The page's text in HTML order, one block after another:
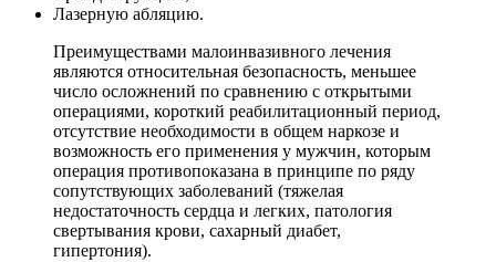
Лазерную абляцию.
Преимуществами малоинвазивного лечения
являются относительная безопасность, меньшее
число осложнений по сравнению с открытыми
операциями, короткий реабилитационный период,
отсутствие необходимости в общем наркозе и
возможность его применения у мужчин, которым
операция противопоказана в принципе по ряду
сопутствующих заболеваний (тяжелая
недостаточность сердца и легких, патология
свертывания крови, сахарный диабет,
гипертония).